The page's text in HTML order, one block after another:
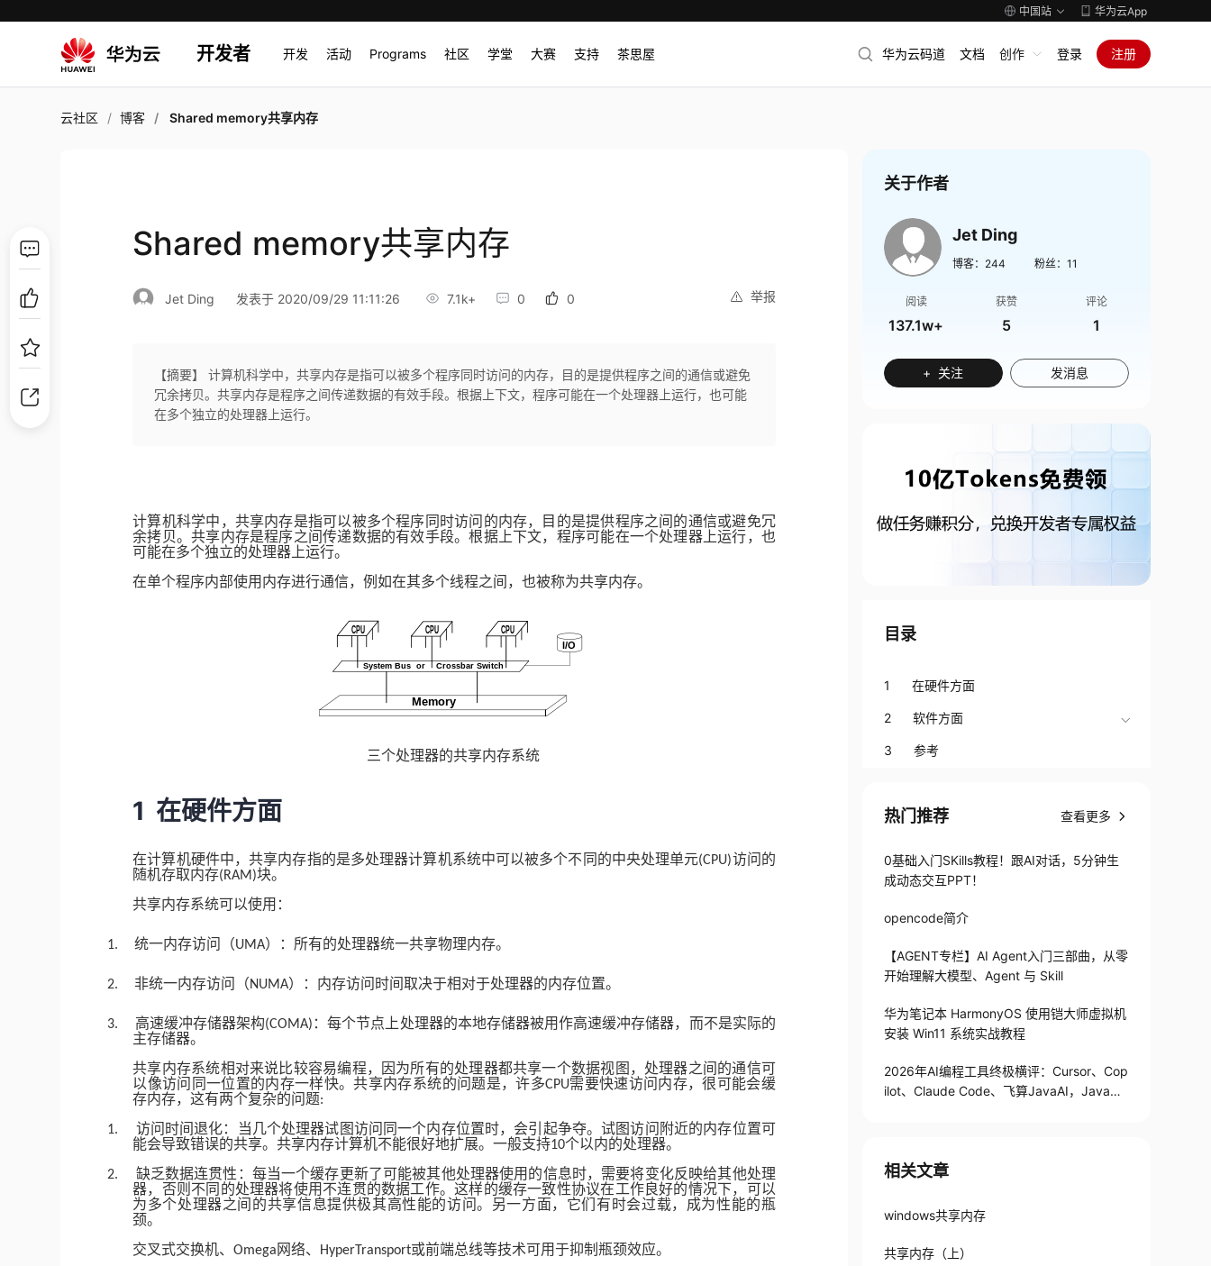
中国站 华为云App
开发者 开发 活动 Programs 社区 学堂 大赛 支持 茶思屋 华为云码道 文档 创作 登录 注册
云社区 博客 Shared memory共享内存
Shared memory共享内存
举报
Jet Ding 发表于 2020/09/29 11:11:26 7.1k+ 0 0
【摘要】 计算机科学中，共享内存是指可以被多个程序同时访问的内存，目的是提供程序之间的通信或避免
冗余拷贝。共享内存是程序之间传递数据的有效手段。根据上下文，程序可能在一个处理器上运行，也可能
在多个独立的处理器上运行。
计算机科学中，共享内存是指可以被多个程序同时访问的内存，目的是提供程序之间的通信或避免冗
余拷贝。共享内存是程序之间传递数据的有效手段。根据上下文，程序可能在一个处理器上运行，也
可能在多个独立的处理器上运行。
在单个程序内部使用内存进行通信，例如在其多个线程之间，也被称为共享内存。
三个处理器的共享内存系统
1 在硬件方面
在计算机硬件中，共享内存指的是多处理器计算机系统中可以被多个不同的中央处理单元(CPU)访问的
随机存取内存(RAM)块。
共享内存系统可以使用：
1. 统一内存访问（UMA）：所有的处理器统一共享物理内存。
2. 非统一内存访问（NUMA）：内存访问时间取决于相对于处理器的内存位置。
3. 高速缓冲存储器架构(COMA) ：每个节点上处理器的本地存储器被用作高速缓冲存储器，而不是实际的
主存储器。
共享内存系统相对来说比较容易编程，因为所有的处理器都共享一个数据视图，处理器之间的通信可
以像访问同一位置的内存一样快。共享内存系统的问题是，许多CPU需要快速访问内存，很可能会缓
存内存，这有两个复杂的问题:
1.
访问时间退化：当几个处理器试图访问同一个内存位置时，会引起争夺。试图访问附近的内存位置可
能会导致错误的共享。共享内存计算机不能很好地扩展。一般支持10个以内的处理器。
2.
缺乏数据连贯性：每当一个缓存更新了可能被其他处理器使用的信息时，需要将变化反映给其他处理
器，否则不同的处理器将使用不连贯的数据工作。这样的缓存一致性协议在工作良好的情况下，可以
为多个处理器之间的共享信息提供极其高性能的访问。另一方面，它们有时会过载，成为性能的瓶
颈。
交叉式交换机、Omega 网络、 HyperTransport或前端总线等技术可用于抑制瓶颈效应。
关于作者
Jet Ding
博客： 244 粉丝： 11
阅读
137.1w+
获赞
5
评论
1
+ 关注 发消息
目录
1 在硬件方面
2 软件方面
3 参考
热门推荐 查看更多
0基础入门SKills教程！跟AI对话，5分钟生
成动态交互PPT！
opencode简介
【AGENT专栏】AI Agent入门三部曲，从零
开始理解大模型、Agent 与 Skill
华为笔记本 HarmonyOS 使用铠大师虚拟机
安装 Win11 系统实战教程
2026年AI编程工具终极横评：Cursor、Cop
ilot、Claude Code、飞算JavaAI，Java开
相关文章
windows共享内存
共享内存（上）